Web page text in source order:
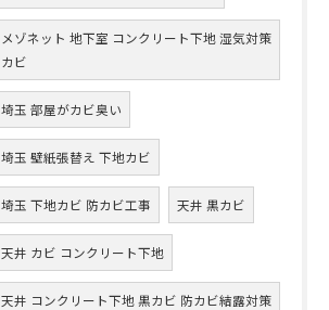
メゾネット 地下室 コンクリート下地 湿気対策
カビ
埼玉 部屋がカビ臭い
埼玉 壁紙張替え 下地カビ
埼玉 下地カビ 防カビ工事 天井 黒カビ
天井 カビ コンクリート下地
天井 コンクリート下地 黒カビ 防カビ結露対策